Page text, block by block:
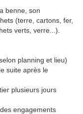
benne, son
(terre, cartons, fer,
verts, verre...).
planning et lieu)
suite après le
plusieurs jours
engagements